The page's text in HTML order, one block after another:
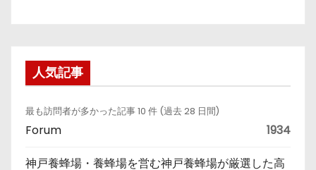
人気記事
最も訪問者が多かった記事 10 件 (過去 28 日間)
Forum 1934
神戸養蜂場・養蜂場を営む神戸養蜂場が厳選した高